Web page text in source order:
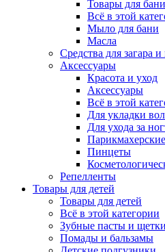
Товары для бани
Всё в этой
Мыло для бани
Масла
Средства для загара и
Аксессуары
Красота и уход
Аксессуары
Всё в этой
Для укладки
Для ухода за
Пинцеты
Репелленты
Товары для детей
Товары для детей
Всё в этой категории
Зубные пасты и щетки
Помады и бальзамы